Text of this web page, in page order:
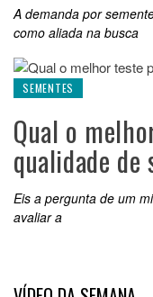
A demanda por
como aliada na busca
SEMENTES
Qual o
qualidade de
Eis a pergunta de um
avaliar a